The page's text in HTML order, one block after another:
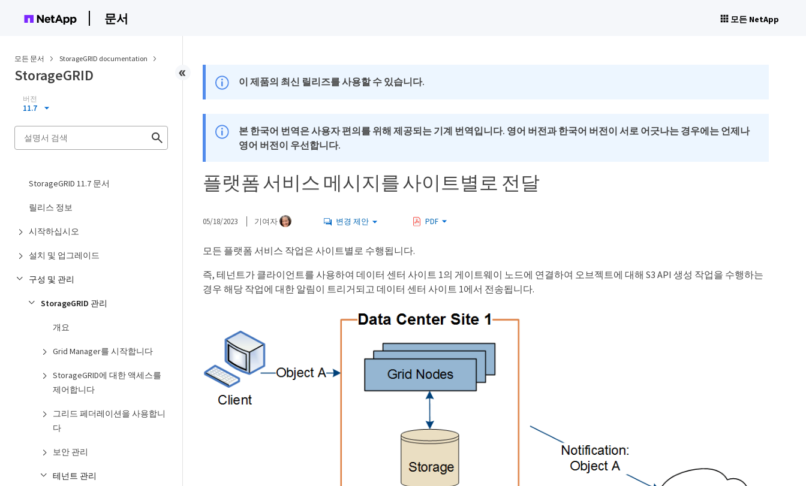
문서 모든 NetApp
모든 문서 StorageGRID documentation
StorageGRID
버전
11.7
StorageGRID 11.7 문서
릴리스 정보
시작하십시오
설치 및 업그레이드
구성 및 관리
StorageGRID 관리
개요
Grid Manager를 시작합니다
StorageGRID에 대한 액세스를
제어합니다
그리드 페더레이션을 사용합니
다
보안 관리
테넌트 관리
이 제품의 최신 릴리즈를 사용할 수 있습니다.
본 한국어 번역은 사용자 편의를 위해 제공되는 기계 번역입니다. 영어 버전과 한국어 버전이 서로 어긋나는 경우에는 언제나
영어 버전이 우선합니다.
플랫폼 서비스 메시지를 사이트별로 전달
05/18/2023 기여자 변경 제안 PDF
모든 플랫폼 서비스 작업은 사이트별로 수행됩니다.
즉, 테넌트가 클라이언트를 사용하여 데이터 센터 사이트 1의 게이트웨이 노드에 연결하여 오브젝트에 대해 S3 API 생성 작업을 수행하는
경우 해당 작업에 대한 알림이 트리거되고 데이터 센터 사이트 1에서 전송됩니다.